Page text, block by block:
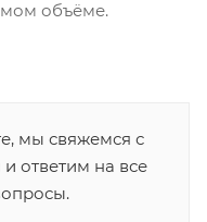
объёме.
мы свяжемся с
ответим на все